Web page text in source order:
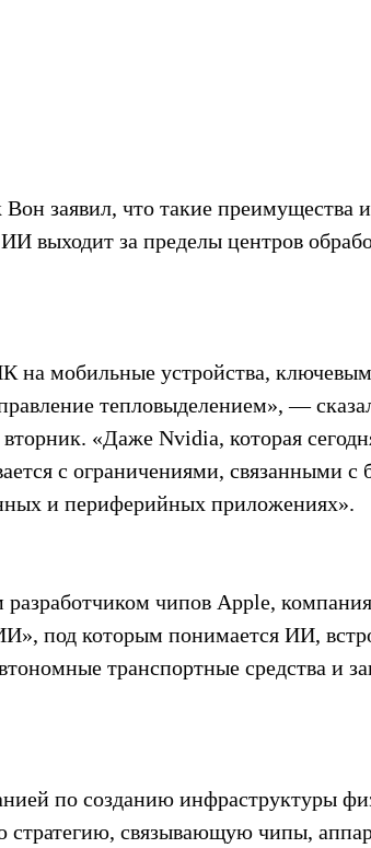
заявил, что такие преимущества
выходит за пределы центров
на мобильные устройства,
тепловыделением», —
«Даже Nvidia, которая
с ограничениями, связанными с
и периферийных приложениях».
чипов Apple,
под которым понимается ИИ,
транспортные средства и
по созданию инфраструктуры
стратегию, связывающую чипы,